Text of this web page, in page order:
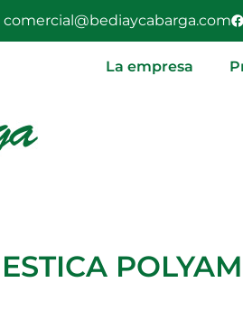
comercial@bediaycabarga.com
La empresa